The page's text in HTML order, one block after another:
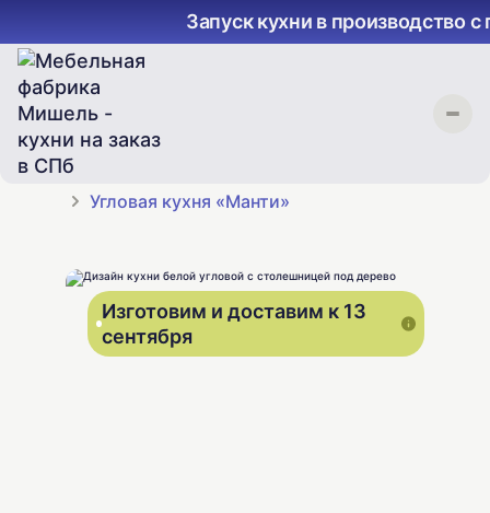
Запуск кухни в производство
Главная
Угловая кухня «Манти»
Изготовим и доставим к 13
сентября